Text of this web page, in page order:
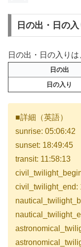
日の出・日の入
日の出・日の入りは
日の出
日の入り
■詳細（英語）
sunrise: 05:06:42
sunset: 18:49:45
transit: 11:58:13
civil_twilight_end: